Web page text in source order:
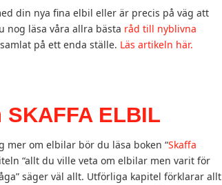
din nya fina elbil eller är precis på väg att
nog läsa våra allra bästa råd till nyblivna
på ett enda ställe. Läs artikeln här.
SKAFFA ELBIL
mer om elbilar bör du läsa boken “Skaffa
“allt du ville veta om elbilar men varit för
säger väl allt. Utförliga kapitel förklarar allt